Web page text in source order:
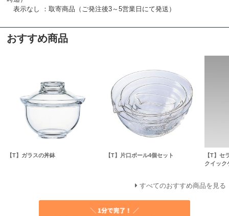
表示なし ：取寄商品（ご発注後3～5営業日にて発送）
おすすめ商品
【T】ガラスの丼鉢 【T】片口ボール4個セット
【T】セ
クイック
すべてのおすすめ商品を見る